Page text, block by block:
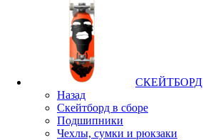
СКЕЙТБОРД
Назад
Скейтборд в сборе
Подшипники
Чехлы, сумки и рюкзаки